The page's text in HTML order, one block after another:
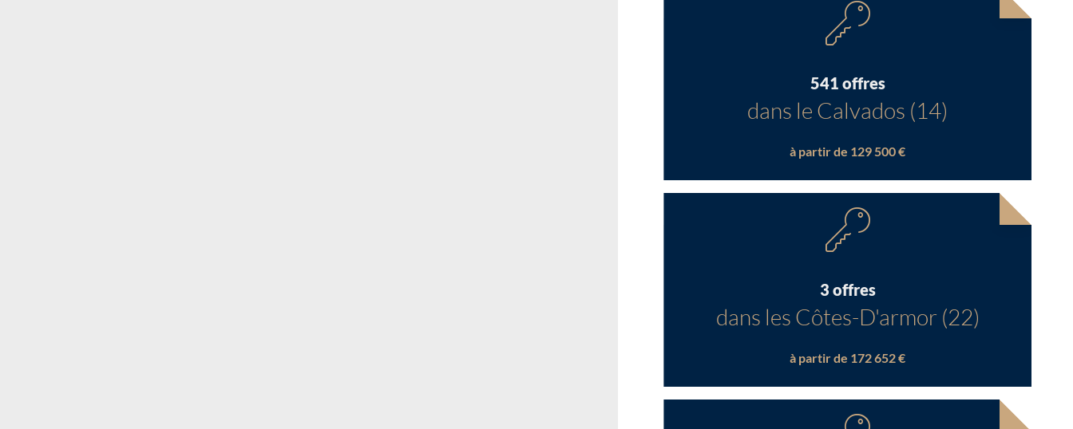
541 offres
dans le Calvados (14)
à partir de 129 500 €
3 offres
dans les Côtes-D'armor (22)
à partir de 172 652 €